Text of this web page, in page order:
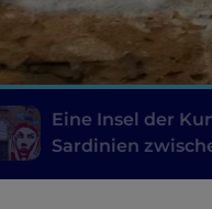
Eine Insel der
Sardinien